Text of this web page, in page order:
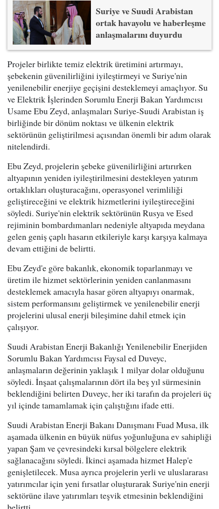
Suriye ve Suudi Arabistan
ortak havayolu ve haberleşme
anlaşmalarını duyurdu
Projeler birlikte temiz elektrik üretimini artırmayı,
şebekenin güvenilirliğini iyileştirmeyi ve Suriye'nin
yenilenebilir enerjiye geçişini desteklemeyi amaçlıyor. Su
ve Elektrik İşlerinden Sorumlu Enerji Bakan Yardımcısı
Usame Ebu Zeyd, anlaşmaları Suriye-Suudi Arabistan iş
birliğinde bir dönüm noktası ve ülkenin elektrik
sektörünün geliştirilmesi açısından önemli bir adım olarak
nitelendirdi.
Ebu Zeyd, projelerin şebeke güvenilirliğini artırırken
altyapının yeniden iyileştirilmesini destekleyen yatırım
ortaklıkları oluşturacağını, operasyonel verimliliği
geliştireceğini ve elektrik hizmetlerini iyileştireceğini
söyledi. Suriye'nin elektrik sektörünün Rusya ve Esed
rejiminin bombardımanları nedeniyle altyapıda meydana
gelen geniş çaplı hasarın etkileriyle karşı karşıya kalmaya
devam ettiğini de belirtti.
Ebu Zeyd'e göre bakanlık, ekonomik toparlanmayı ve
üretim ile hizmet sektörlerinin yeniden canlanmasını
desteklemek amacıyla hasar gören altyapıyı onarmak,
sistem performansını geliştirmek ve yenilenebilir enerji
projelerini ulusal enerji bileşimine dahil etmek için
çalışıyor.
Suudi Arabistan Enerji Bakanlığı Yenilenebilir Enerjiden
Sorumlu Bakan Yardımcısı Faysal ed Duveyc,
anlaşmaların değerinin yaklaşık 1 milyar dolar olduğunu
söyledi. İnşaat çalışmalarının dört ila beş yıl sürmesinin
beklendiğini belirten Duveyc, her iki tarafın da projeleri üç
yıl içinde tamamlamak için çalıştığını ifade etti.
Suudi Arabistan Enerji Bakanı Danışmanı Fuad Musa, ilk
aşamada ülkenin en büyük nüfus yoğunluğuna ev sahipliği
yapan Şam ve çevresindeki kırsal bölgelere elektrik
sağlanacağını söyledi. İkinci aşamada hizmet Halep'e
genişletilecek. Musa ayrıca projelerin yerli ve uluslararası
yatırımcılar için yeni fırsatlar oluşturarak Suriye'nin enerji
sektörüne ilave yatırımları teşvik etmesinin beklendiğini